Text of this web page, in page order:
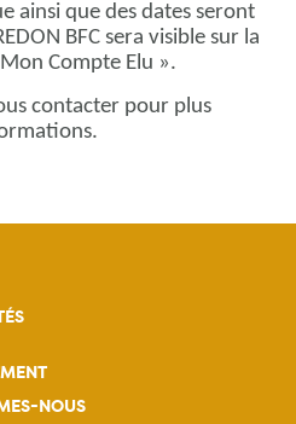
ainsi que des dates seront
BFC sera visible sur la
Compte Elu ».
contacter pour plus
NOUS